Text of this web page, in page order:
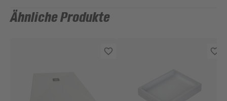
Ähnliche Produkte